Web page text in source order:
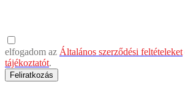
elfogadom az Általános szerződési feltételeket
tájékoztatót.
Feliratkozás